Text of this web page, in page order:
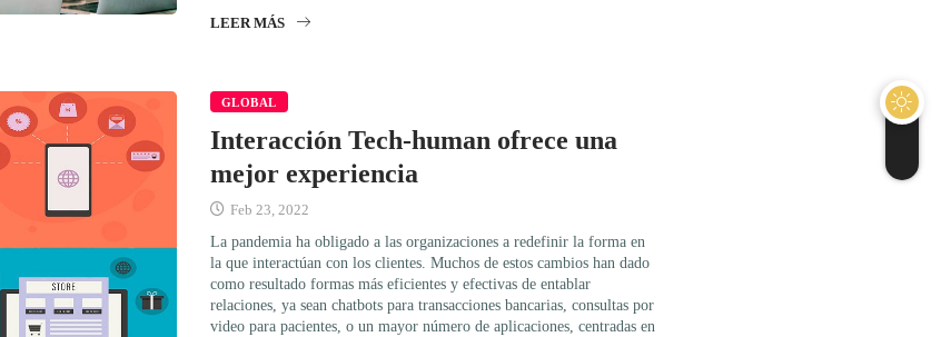
LEER MÁS
GLOBAL
Interacción Tech-human ofrece una
mejor experiencia
Feb 23, 2022
La pandemia ha obligado a las organizaciones a redefinir la forma en
la que interactúan con los clientes. Muchos de estos cambios han dado
como resultado formas más eficientes y efectivas de entablar
relaciones, ya sean chatbots para transacciones bancarias, consultas por
video para pacientes, o un mayor número de aplicaciones, centradas en